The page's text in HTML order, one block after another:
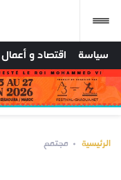
سياسة اقتصاد و أعمال
الرئيسية مجتمع